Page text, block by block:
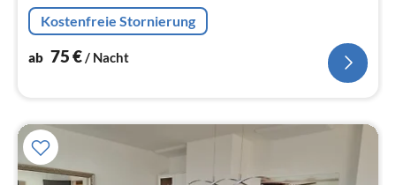
Kostenfreie Stornierung
ab 75€/ Nacht